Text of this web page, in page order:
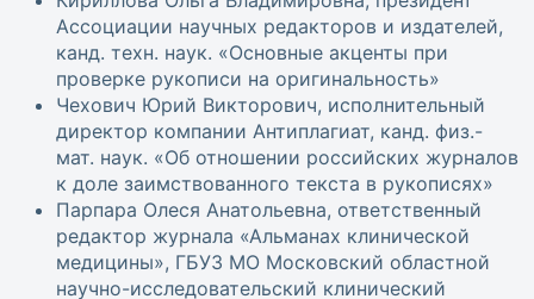
Ассоциации научных редакторов и издателей,
канд. техн. наук. «Основные акценты при
проверке рукописи на оригинальность»
Чехович Юрий Викторович, исполнительный
директор компании Антиплагиат, канд. физ.-
мат. наук. «Об отношении российских журналов
к доле заимствованного текста в рукописях»
Парпара Олеся Анатольевна, ответственный
редактор журнала «Альманах клинической
медицины», ГБУЗ МО Московский областной
научно-исследовательский клинический